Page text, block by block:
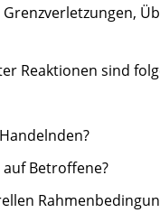
Reaktionen sind
Betroffene?